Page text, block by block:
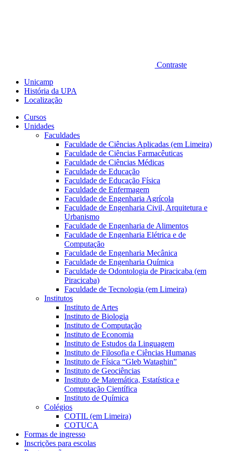
Contraste
Unicamp
História da UPA
Localização
Cursos
Unidades
Faculdades
Faculdade de Ciências Aplicadas (em Limeira)
Faculdade de Ciências Farmacêuticas
Faculdade de Ciências Médicas
Faculdade de Educação
Faculdade de Educação Física
Faculdade de Enfermagem
Faculdade de Engenharia Agrícola
Faculdade de Engenharia Civil, Arquitetura e
Urbanismo
Faculdade de Engenharia de Alimentos
Faculdade de Engenharia Elétrica e de
Computação
Faculdade de Engenharia Mecânica
Faculdade de Engenharia Química
Faculdade de Odontologia de Piracicaba (em
Piracicaba)
Faculdade de Tecnologia (em Limeira)
Institutos
Instituto de Artes
Instituto de Biologia
Instituto de Computação
Instituto de Economia
Instituto de Estudos da Linguagem
Instituto de Filosofia e Ciências Humanas
Instituto de Física “Gleb Wataghin”
Instituto de Geociências
Instituto de Matemática, Estatística e
Computação Científica
Instituto de Química
Colégios
COTIL (em Limeira)
COTUCA
Formas de ingresso
Inscrições para escolas